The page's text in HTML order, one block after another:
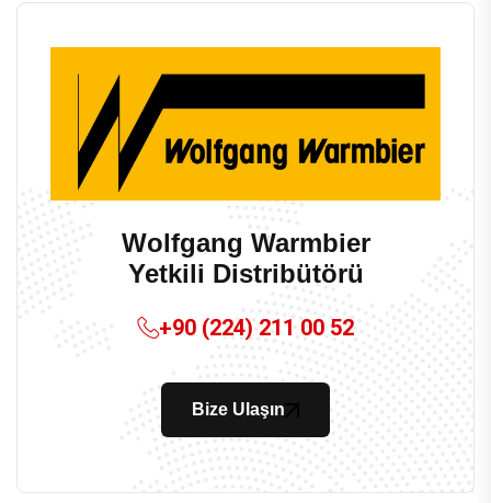
Wolfgang Warmbier
Yetkili Distribütörü
+90 (224) 211 00 52
Bize Ulaşın